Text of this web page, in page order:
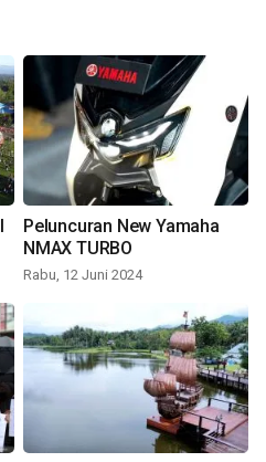
Peluncuran New Yamaha
NMAX TURBO
Rabu, 12 Juni 2024